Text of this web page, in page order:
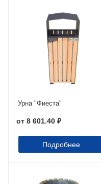
Урна "Фиеста"
от 8 601.40 ₽
Подробнее